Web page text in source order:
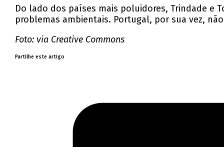
Do lado dos países mais poluidores, Trindade e
problemas ambientais. Portugal, por sua vez,
Foto: via Creative Commons
Partilhe este artigo